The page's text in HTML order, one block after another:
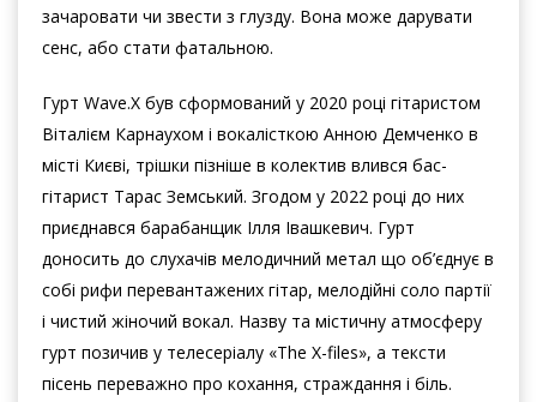
зачаровати чи звести з глузду. Вона може дарувати
сенс, або стати фатальною.
Гурт Wave.X був сформований у 2020 році гітаристом
Віталієм Карнаухом і вокалісткою Анною Демченко в
місті Києві, трішки пізніше в колектив влився бас-
гітарист Тарас Земський. Згодом у 2022 році до них
приєднався барабанщик Ілля Івашкевич. Гурт
доносить до слухачів мелодичний метал що об’єднує в
собі рифи перевантажених гітар, мелодійні соло партії
і чистий жіночий вокал. Назву та містичну атмосферу
гурт позичив у телесеріалу «The X-files», а тексти
пісень переважно про кохання, страждання і біль.